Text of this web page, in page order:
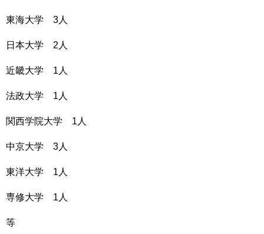
東海大学 3人
日本大学 2人
近畿大学 1人
法政大学 1人
関西学院大学 1人
中京大学 3人
東洋大学 1人
専修大学 1人
等